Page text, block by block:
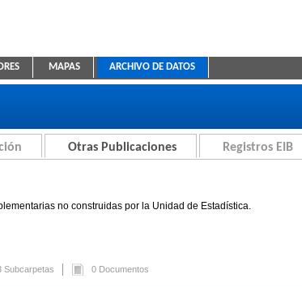
MAPAS ARCHIVO DE DATOS
Otras Publicaciones Registros EIB
no construidas por la Unidad de Estadística.
Subcarpetas 0 Documentos